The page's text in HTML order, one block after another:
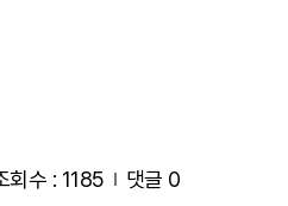
회수 : 1185 댓글 0